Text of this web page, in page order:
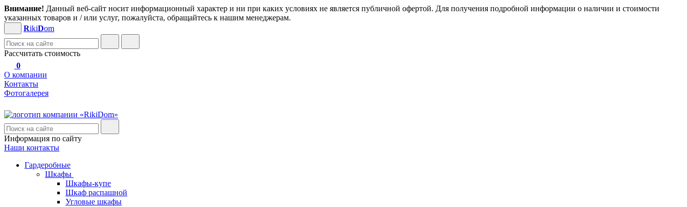
Внимание! Данный веб-сайт носит информационный характер и ни при каких условиях не является публичной офертой. Для получения подробной информации о наличии и стоимости
указанных товаров и / или услуг, пожалуйста, обращайтесь к нашим менеджерам.
RikiDom
Рассчитать стоимость
0
О компании
Контакты
Фотогалерея
Информация по сайту
Наши контакты
Гардеробные
Шкафы
Шкафы-купе
Шкаф распашной
Угловые шкафы